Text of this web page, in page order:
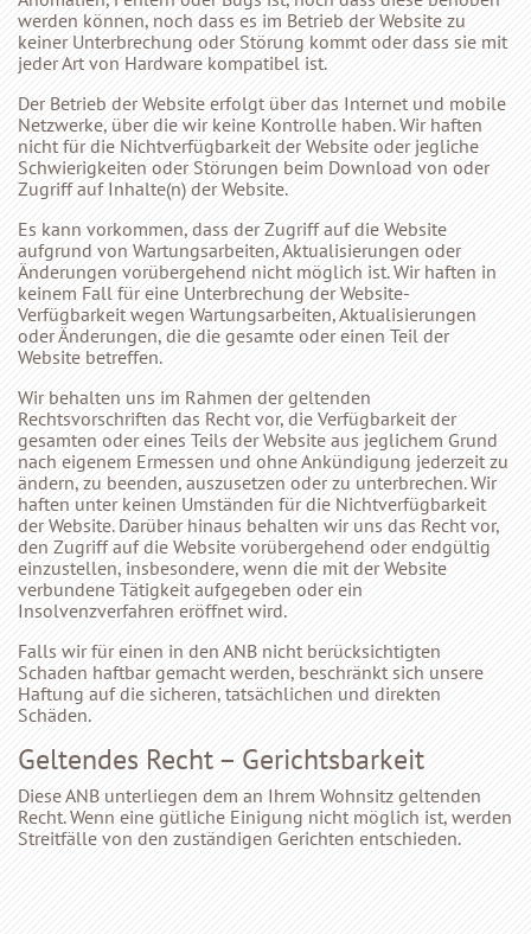
werden können, noch dass es im Betrieb der Website zu
keiner Unterbrechung oder Störung kommt oder dass sie mit
jeder Art von Hardware kompatibel ist.
Der Betrieb der Website erfolgt über das Internet und mobile
Netzwerke, über die wir keine Kontrolle haben. Wir haften
nicht für die Nichtverfügbarkeit der Website oder jegliche
Schwierigkeiten oder Störungen beim Download von oder
Zugriff auf Inhalte(n) der Website.
Es kann vorkommen, dass der Zugriff auf die Website
aufgrund von Wartungsarbeiten, Aktualisierungen oder
Änderungen vorübergehend nicht möglich ist. Wir haften in
keinem Fall für eine Unterbrechung der Website-
Verfügbarkeit wegen Wartungsarbeiten, Aktualisierungen
oder Änderungen, die die gesamte oder einen Teil der
Website betreffen.
Wir behalten uns im Rahmen der geltenden
Rechtsvorschriften das Recht vor, die Verfügbarkeit der
gesamten oder eines Teils der Website aus jeglichem Grund
nach eigenem Ermessen und ohne Ankündigung jederzeit zu
ändern, zu beenden, auszusetzen oder zu unterbrechen. Wir
haften unter keinen Umständen für die Nichtverfügbarkeit
der Website. Darüber hinaus behalten wir uns das Recht vor,
den Zugriff auf die Website vorübergehend oder endgültig
einzustellen, insbesondere, wenn die mit der Website
verbundene Tätigkeit aufgegeben oder ein
Insolvenzverfahren eröffnet wird.
Falls wir für einen in den ANB nicht berücksichtigten
Schaden haftbar gemacht werden, beschränkt sich unsere
Haftung auf die sicheren, tatsächlichen und direkten
Schäden.
Geltendes Recht – Gerichtsbarkeit
Diese ANB unterliegen dem an Ihrem Wohnsitz geltenden
Recht. Wenn eine gütliche Einigung nicht möglich ist, werden
Streitfälle von den zuständigen Gerichten entschieden.